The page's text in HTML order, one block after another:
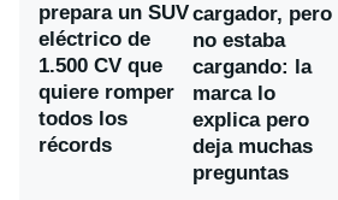
prepara un SUV
eléctrico de
1.500 CV que
quiere romper
todos los
récords
cargador, pero
no estaba
cargando: la
marca lo
explica pero
deja muchas
preguntas